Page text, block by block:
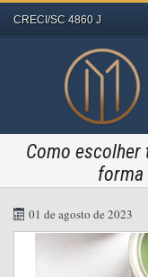
CRECI/SC 4860 J
Como escolher
forma
01 de agosto de 2023